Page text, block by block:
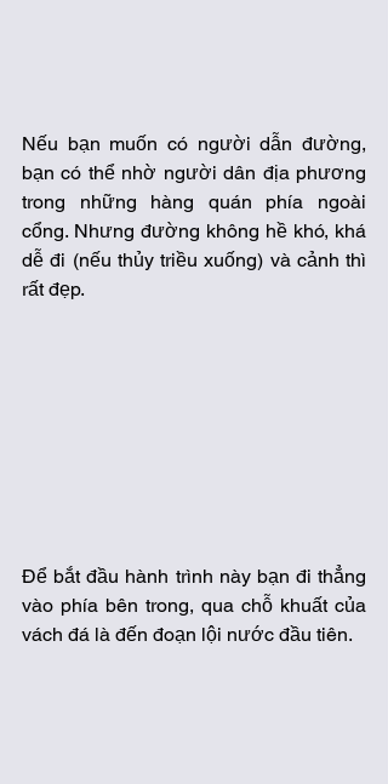
Nếu bạn muốn có người dẫn đường,
bạn có thể nhờ người dân địa phương
trong những hàng quán phía ngoài
cổng. Nhưng đường không hề khó, khá
dễ đi (nếu thủy triều xuống) và cảnh thì
rất đẹp.
Để bắt đầu hành trình này bạn đi thẳng
vào phía bên trong, qua chỗ khuất của
vách đá là đến đoạn lội nước đầu tiên.